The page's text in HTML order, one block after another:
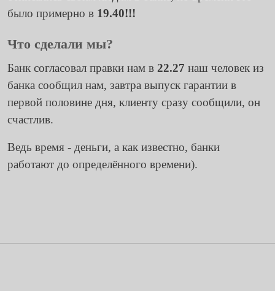
было примерно в 19.40!!!
Что сделали мы?
Банк согласовал правки нам в 22.27 наш человек из
банка сообщил нам, завтра выпуск гарантии в
первой половине дня, клиенту сразу сообщили, он
счастлив.
Ведь время - деньги, а как известно, банки
работают до определённого времени).